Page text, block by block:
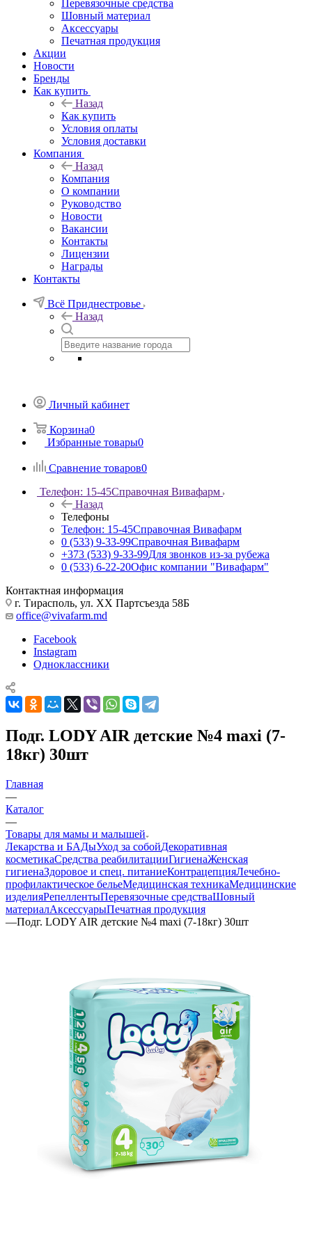
Перевязочные средства
Шовный материал
Аксессуары
Печатная продукция
Акции
Новости
Бренды
Как купить
Назад
Как купить
Условия оплаты
Условия доставки
Компания
Назад
Компания
О компании
Руководство
Новости
Вакансии
Контакты
Лицензии
Награды
Контакты
Всё Приднестровье
Назад
Личный кабинет
Корзина0
Избранные товары0
Сравнение товаров0
Телефон: 15-45Справочная Вивафарм
Назад
Телефоны
Телефон: 15-45Справочная Вивафарм
0 (533) 9-33-99Справочная Вивафарм
+373 (533) 9-33-99Для звонков из-за рубежа
0 (533) 6-22-20Офис компании "Вивафарм"
Контактная информация
г. Тирасполь, ул. ХХ Партсъезда 58Б
office@vivafarm.md
Facebook
Instagram
Одноклассники
Подг. LODY AIR детские №4 maxi (7-
18кг) 30шт
Главная
—
Каталог
—
Товары для мамы и малышей
Лекарства и БАДыУход за собойДекоративная
косметикаСредства реабилитацииГигиенаЖенская
гигиенаЗдоровое и спец. питаниеКонтрацепцияЛечебно-
профилактическое бельеМедицинская техникаМедицинские
изделияРепеллентыПеревязочные средстваШовный
материалАксессуарыПечатная продукция
—Подг. LODY AIR детские №4 maxi (7-18кг) 30шт